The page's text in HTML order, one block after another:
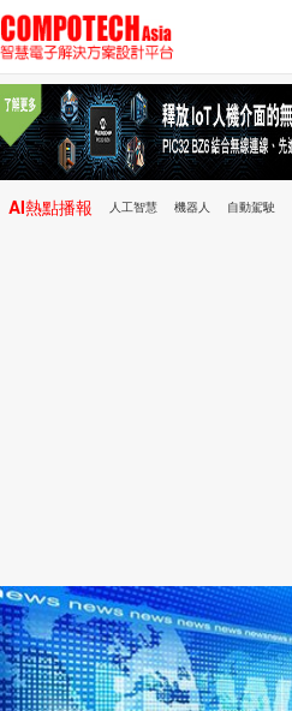
AI熱點播報 人工智慧 機器人 自動駕駛